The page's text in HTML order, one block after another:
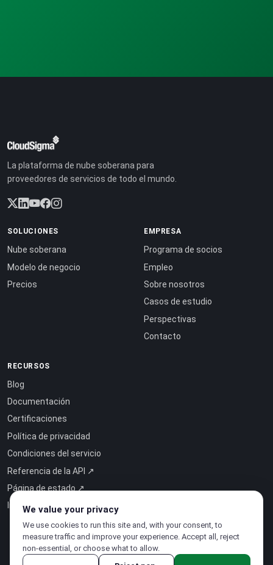
La plataforma de nube soberana para
proveedores de servicios de todo el mundo.
SOLUCIONES
Nube soberana
Modelo de negocio
Precios
EMPRESA
Programa de socios
Empleo
Sobre nosotros
Casos de estudio
Perspectivas
Contacto
RECURSOS
Blog
Documentación
Certificaciones
Política de privacidad
Condiciones del servicio
Referencia de la API ↗
Página de estado ↗
Inteligencia como servicio ↗
We value your privacy
We use cookies to run this site and, with your consent, to
measure traffic and improve your experience. Accept all, reject
non-essential, or choose what to allow.